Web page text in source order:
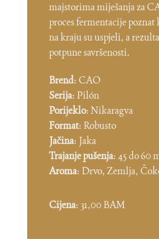
majstorima miješanja za
proces fermentacije poznat
na kraju su uspjeli, a
potpune savršenosti.
Brend: CAO
Serija: Pilón
Porijeklo: Nikaragva
Format: Robusto
Jačina: Jaka
Trajanje pušenja: 45 do 60
Aroma: Drvo, Zemlja,
Cijena: 31,00 BAM